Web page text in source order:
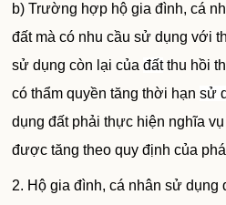
b) Trường hợp hộ gia đình, cá
đất mà có nhu cầu sử dụng với
sử dụng còn lại củađấtthu hồi
có thẩm quyền tăng thời hạnsử
dụng đất phải thực hiện nghĩa
được tăng theo quy định của
2. Hộ gia đình, cá nhân sử dụng